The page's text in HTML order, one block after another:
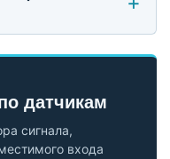
датчикам
сигнала,
входа